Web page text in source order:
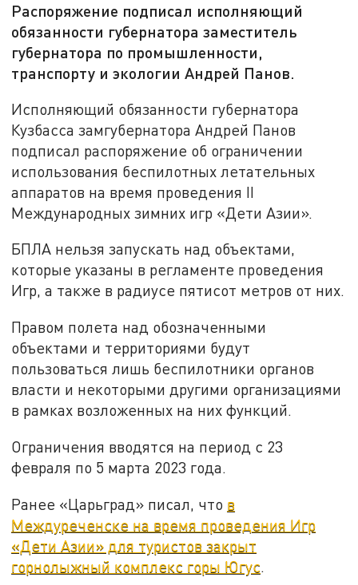
Распоряжение подписал исполняющий
обязанности губернатора заместитель
губернатора по промышленности,
транспорту и экологии Андрей Панов.
Исполняющий обязанности губернатора
Кузбасса замгубернатора Андрей Панов
подписал распоряжение об ограничении
использования беспилотных летательных
аппаратов на время проведения II
Международных зимних игр «Дети Азии».
БПЛА нельзя запускать над объектами,
которые указаны в регламенте проведения
Игр, а также в радиусе пятисот метров от них.
Правом полета над обозначенными
объектами и территориями будут
пользоваться лишь беспилотники органов
власти и некоторыми другими организациями
в рамках возложенных на них функций.
Ограничения вводятся на период с 23
февраля по 5 марта 2023 года.
Ранее «Царьград» писал, что в
Междуреченске на время проведения Игр
«Дети Азии» для туристов закрыт
горнолыжный комплекс горы Югус